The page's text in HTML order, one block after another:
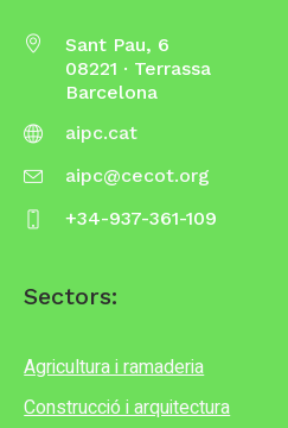
Sant Pau, 6
08221 · Terrassa
Barcelona
aipc.cat
aipc@cecot.org
+34-937-361-109
Sectors:
Agricultura i ramaderia
Construcció i arquitectura